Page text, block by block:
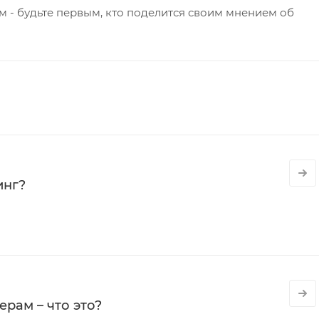
- будьте первым, кто поделится своим мнением об
– что это?